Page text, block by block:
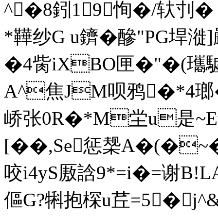
^�8鈏19恂�/轪刌�
*鞾纱G u鑇 �醦"PG垾漇]
�4胔iXBO匣�"�(瓗驉
A^焦JM呗鸦�*4瑯
峤张0R�*M坣u是
[��,Se惩椝
咬i4yS厫誝9*=i�=谢
傴G?犐抱棎u茊=5�j^&